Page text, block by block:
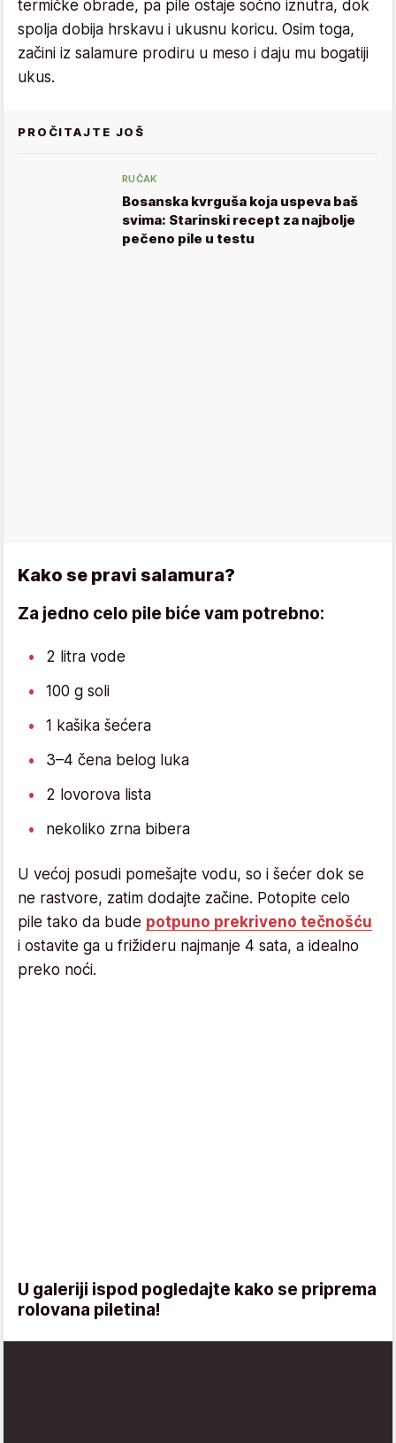
termičke obrade, pa pile ostaje sočno iznutra, dok
spolja dobija hrskavu i ukusnu koricu. Osim toga,
začini iz salamure prodiru u meso i daju mu bogatiji
ukus.
PROČITAJTE JOŠ
RUČAK
Bosanska kvrguša koja uspeva baš
svima: Starinski recept za najbolje
pečeno pile u testu
Kako se pravi salamura?
Za jedno celo pile biće vam potrebno:
2 litra vode
100 g soli
1 kašika šećera
3–4 čena belog luka
2 lovorova lista
nekoliko zrna bibera
U većoj posudi pomešajte vodu, so i šećer dok se
ne rastvore, zatim dodajte začine. Potopite celo
pile tako da bude potpuno prekriveno tečnošću
i ostavite ga u frižideru najmanje 4 sata, a idealno
preko noći.
U galeriji ispod pogledajte kako se priprema
rolovana piletina!